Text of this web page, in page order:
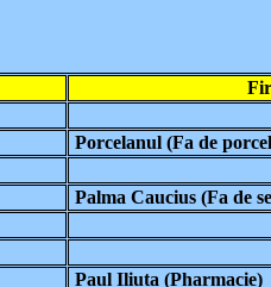
Porcelanul (Fa de
Palma Caucius (Fa de
Paul Iliuta (Pharmacie)